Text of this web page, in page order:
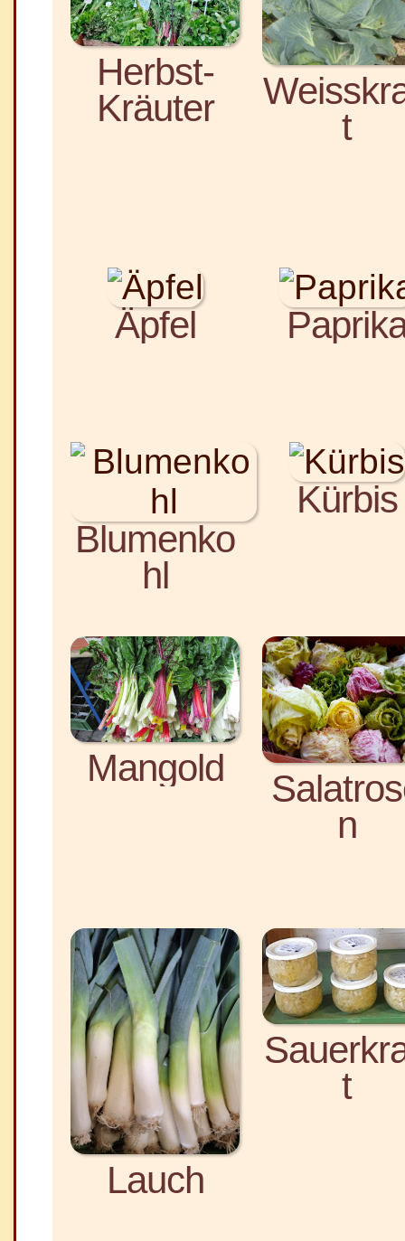
Herbst-
Kräuter
t
Äpfel
Blumenko
hl
Kürbis
Mangold
n
Lauch
t